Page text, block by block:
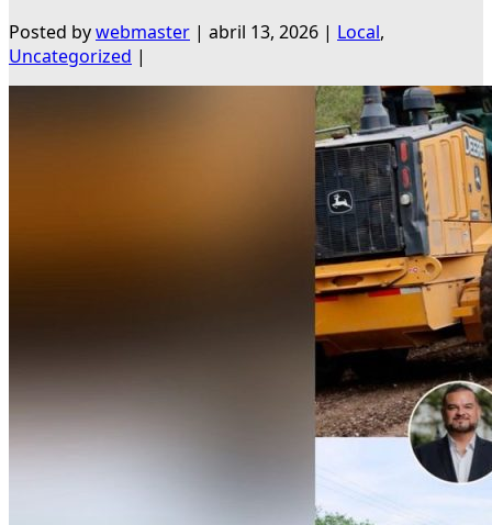
Posted bywebmaster | abril 13, 2026 | Local,
Uncategorized |